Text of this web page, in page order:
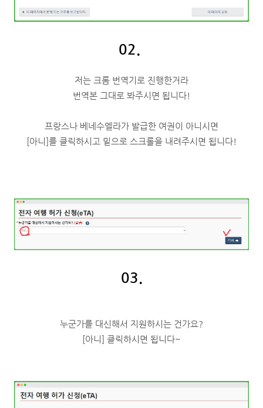
02.
저는 크롬 번역기로 진행한거라
번역본 그대로 봐주시면 됩니다!
프랑스나 베네수엘라가 발급한 여권이 아니시면
[아니]를 클릭하시고 밑으로 스크롤을 내려주시면 됩니다!
03.
누군가를 대신해서 지원하시는 건가요?
[아니] 클릭하시면 됩니다~